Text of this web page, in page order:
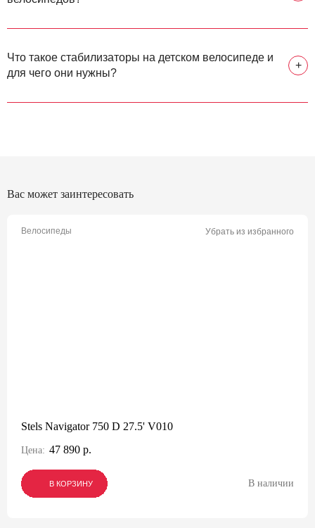
Что такое стабилизаторы на детском велосипеде и
для чего они нужны?
+
Вас может заинтересовать
Велосипеды Убрать из избранного
Stels Navigator 750 D 27.5' V010
Цена: 47 890 р.
В КОРЗИНУ
В КОРЗИНУ
В КОРЗИНУ В наличии